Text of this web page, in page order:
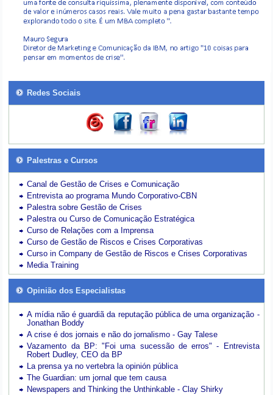
Redes Sociais
Palestras e Cursos
Canal de Gestão de Crises e Comunicação
Entrevista ao programa Mundo Corporativo-CBN
Palestra sobre Gestão de Crises
Palestra ou Curso de Comunicação Estratégica
Curso de Relações com a Imprensa
Curso de Gestão de Riscos e Crises Corporativas
Curso in Company de Gestão de Riscos e Crises Corporativas
Media Training
Opinião dos Especialistas
A mídia não é guardiã da reputação pública de uma organização -
Jonathan Boddy
A crise é dos jornais e não do jornalismo - Gay Talese
Vazamento da BP: "Foi uma sucessão de erros" - Entrevista
Robert Dudley, CEO da BP
La prensa ya no vertebra la opinión pública
The Guardian: um jornal que tem causa
Newspapers and Thinking the Unthinkable - Clay Shirky